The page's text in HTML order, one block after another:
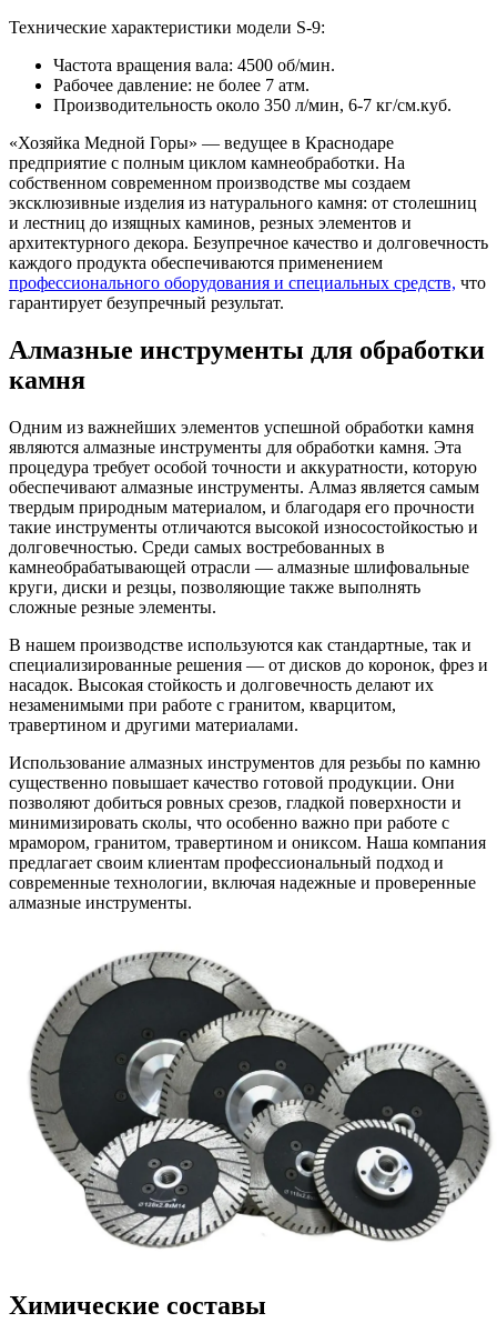
Технические характеристики модели S-9:
Частота вращения вала: 4500 об/мин.
Рабочее давление: не более 7 атм.
Производительность около 350 л/мин, 6-7 кг/см.куб.
«Хозяйка Медной Горы» — ведущее в Краснодаре
предприятие с полным циклом камнеобработки. На
собственном современном производстве мы создаем
эксклюзивные изделия из натурального камня: от столешниц
и лестниц до изящных каминов, резных элементов и
архитектурного декора. Безупречное качество и долговечность
каждого продукта обеспечиваются применением
профессионального оборудования и специальных средств, что
гарантирует безупречный результат.
Алмазные инструменты для обработки
камня
Одним из важнейших элементов успешной обработки камня
являются алмазные инструменты для обработки камня. Эта
процедура требует особой точности и аккуратности, которую
обеспечивают алмазные инструменты. Алмаз является самым
твердым природным материалом, и благодаря его прочности
такие инструменты отличаются высокой износостойкостью и
долговечностью. Среди самых востребованных в
камнеобрабатывающей отрасли — алмазные шлифовальные
круги, диски и резцы, позволяющие также выполнять
сложные резные элементы.
В нашем производстве используются как стандартные, так и
специализированные решения — от дисков до коронок, фрез и
насадок. Высокая стойкость и долговечность делают их
незаменимыми при работе с гранитом, кварцитом,
травертином и другими материалами.
Использование алмазных инструментов для резьбы по камню
существенно повышает качество готовой продукции. Они
позволяют добиться ровных срезов, гладкой поверхности и
минимизировать сколы, что особенно важно при работе с
мрамором, гранитом, травертином и ониксом. Наша компания
предлагает своим клиентам профессиональный подход и
современные технологии, включая надежные и проверенные
алмазные инструменты.
Химические составы